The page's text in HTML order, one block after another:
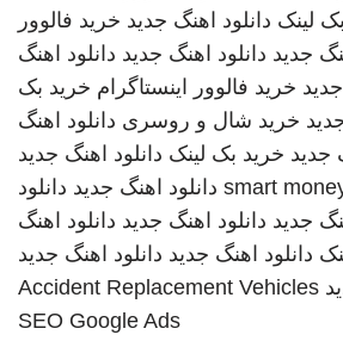
لینک دانلود اهنگ جدید خرید فالوور
جدید دانلود اهنگ جدید دانلود اهنگ
خرید فالوور اینستاگرام خرید بک
خرید شال و روسری دانلود اهنگ
جدید خرید بک لینک دانلود اهنگ جدید
smart دانلود اهنگ جدید دانلود
جدید دانلود اهنگ جدید دانلود اهنگ
دانلود اهنگ جدید دانلود اهنگ جدید
Accident Replacement Vehicles
SEO Google Ads